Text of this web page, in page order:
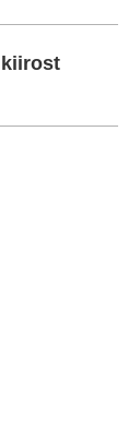
kiirost